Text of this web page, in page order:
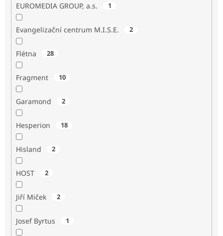
EUROMEDIA GROUP, a.s. 1
Evangelizační centrum M.I.S.E. 2
Flétna 28
Fragment 10
Garamond 2
Hesperion 18
Hisland 2
HOST 2
Jiří Miček 2
Josef Byrtus 1